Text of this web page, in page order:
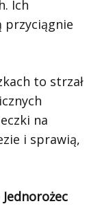
Ich
przyciągnie
to strzał
na
i sprawią,